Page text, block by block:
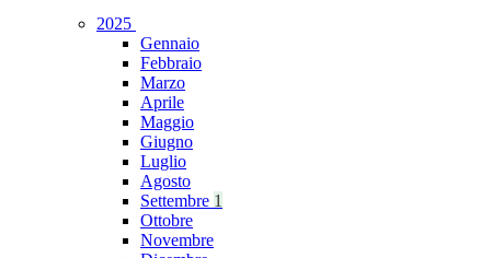
2025
Gennaio
Febbraio
Marzo
Aprile
Maggio
Giugno
Luglio
Agosto
Settembre 1
Ottobre
Novembre